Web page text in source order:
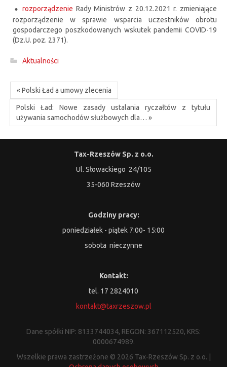
rozporządzenie Rady Ministrów z 20.12.2021 r. zmieniające
rozporządzenie w sprawie wsparcia uczestników obrotu
gospodarczego poszkodowanych wskutek pandemii COVID-19
(Dz.U. poz. 2371).
Aktualności
« Polski Ład a umowy zlecenia
Polski Ład: Nowe zasady ustalania ryczałtów z tytułu
używania samochodów służbowych dla… »
Tax-Rzeszów Sp. z o.o.
Ul. Słowackiego 24/105
35-060 Rzeszów
Godziny pracy:
poniedziałek - piątek 7:00- 15:00
sobota nieczynne
Kontakt:
tel. 17 2824010
kontakt@taxrzeszow.pl
Dane spółki NIP: 8133744034, REGON: 367112520, KRS:
0000674989.
Wszelkie prawa zastrzeżone © 2026 Tax-Rzeszów Sp. z o.o. |